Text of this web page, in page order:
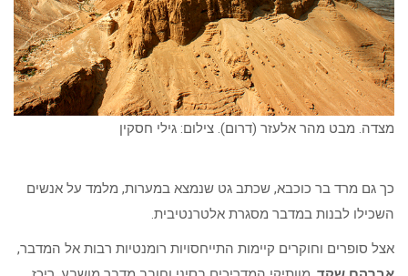
מצדה. מבט מהר אלעזר (דרום). צילום: גילי חסקין
כך גם מרד בר כוכבא, שכתב גט שנמצא במערות, מלמד על אנשים
השכילו לבנות במדבר מסגרת אלטרנטיבית.
אצל סופרים וחוקרים קיימות התייחסויות רומנטיות רבות אל המדבר,